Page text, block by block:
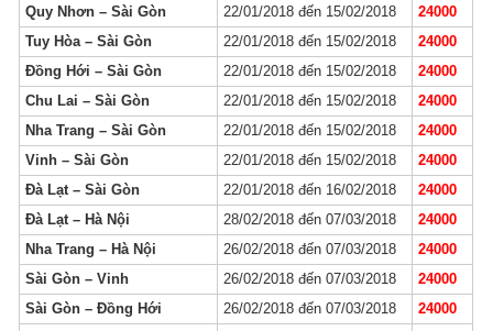
Quy Nhơn – Sài Gòn
22/01/2018 đến 15/02/2018
24000
Tuy Hòa – Sài Gòn
22/01/2018 đến 15/02/2018
24000
Đồng Hới – Sài Gòn
22/01/2018 đến 15/02/2018
24000
Chu Lai – Sài Gòn
22/01/2018 đến 15/02/2018
24000
Nha Trang – Sài Gòn
22/01/2018 đến 15/02/2018
24000
Vinh – Sài Gòn
22/01/2018 đến 15/02/2018
24000
Đà Lạt – Sài Gòn
22/01/2018 đến 16/02/2018
24000
Đà Lạt – Hà Nội
28/02/2018 đến 07/03/2018
24000
Nha Trang – Hà Nội
26/02/2018 đến 07/03/2018
24000
Sài Gòn – Vinh
26/02/2018 đến 07/03/2018
24000
Sài Gòn – Đồng Hới
26/02/2018 đến 07/03/2018
24000